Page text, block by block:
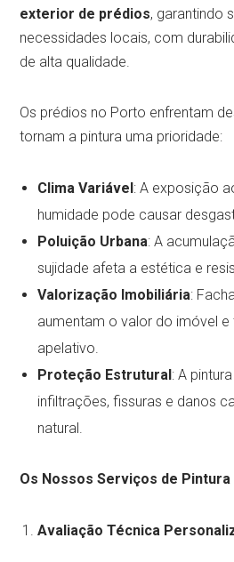
exterior de prédios, garantindo
necessidades locais, com
de alta qualidade.
Os prédios no Porto enfrentam
tornam a pintura uma prioridade:
Clima Variável : A exposição
humidade pode causar
Poluição Urbana: A
sujidade afeta a estética e
Valorização Imobiliária:
aumentam o valor do imóvel
apelativo.
Proteção Estrutural : A
infiltrações, fissuras e danos
natural.
Os Nossos Serviços de
Avaliação Técnica